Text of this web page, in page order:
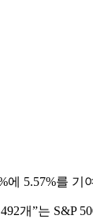
에 5.57%를 기
개”는 S&P